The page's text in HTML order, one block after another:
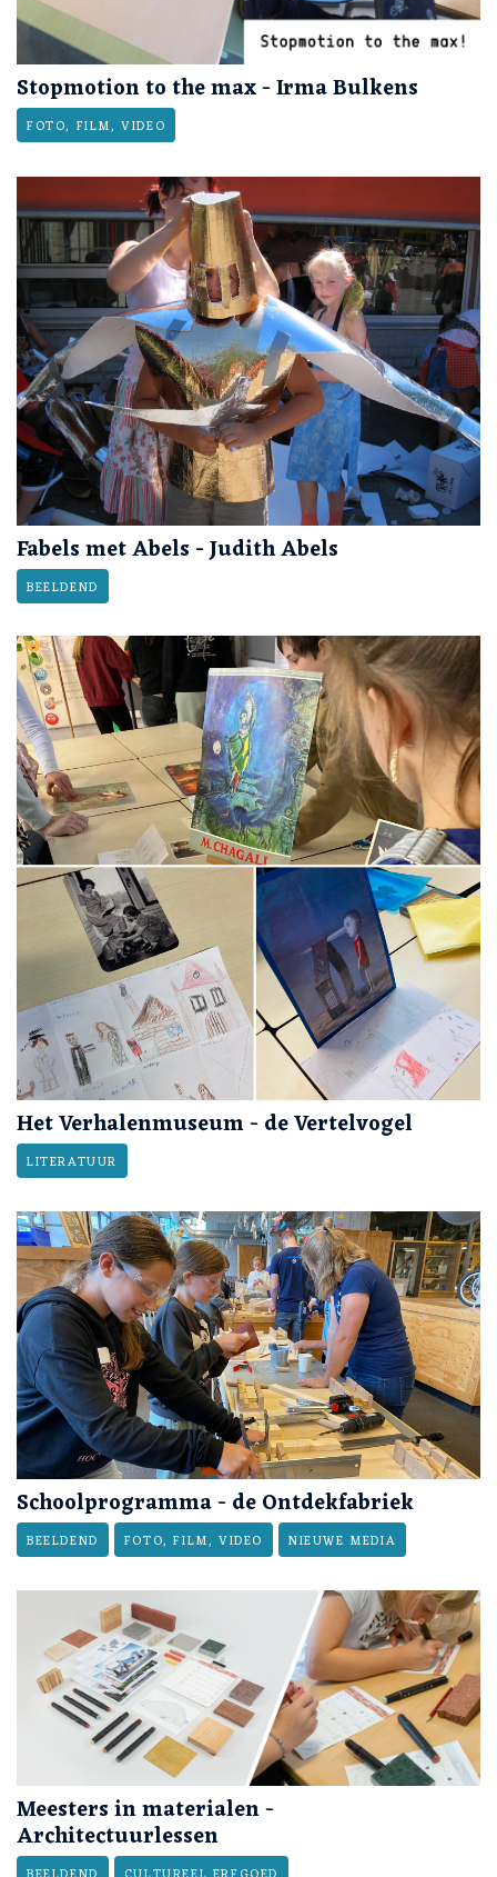
Stopmotion to the max - Irma Bulkens
FOTO, FILM, VIDEO
Fabels met Abels - Judith Abels
BEELDEND
Het Verhalenmuseum - de Vertelvogel
LITERATUUR
Schoolprogramma - de Ontdekfabriek
BEELDEND FOTO, FILM, VIDEO NIEUWE MEDIA
Meesters in materialen -
Architectuurlessen